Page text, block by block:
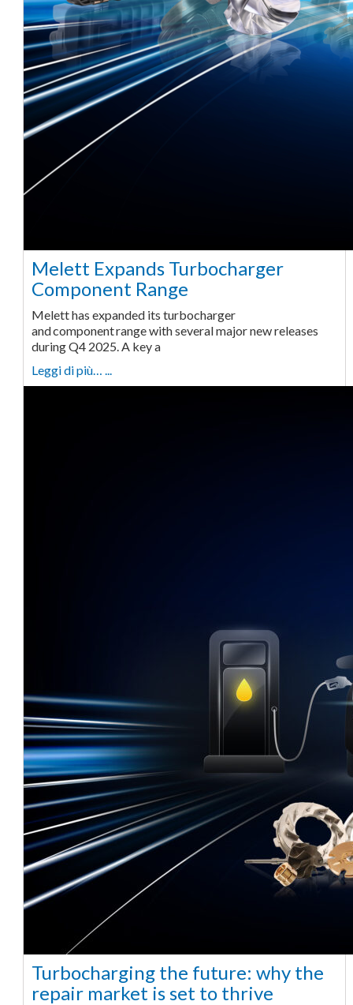
Melett Expands Turbocharger
Component Range
Melett has expanded its turbocharger
and component range with several major new releases
during Q4 2025. A key a
Leggi di più… ...
Turbocharging the future: why the
repair market is set to thrive